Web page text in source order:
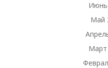
Июнь
Май
Март